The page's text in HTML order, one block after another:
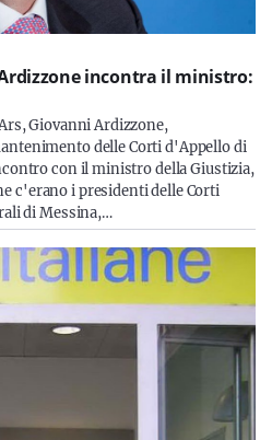
incontra il ministro:
Giovanni Ardizzone,
delle Corti d'Appello di
con il ministro della Giustizia,
c'erano i presidenti delle Corti
di Messina,…